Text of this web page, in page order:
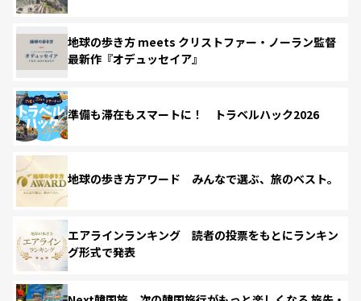
地球の歩き方 meets クリストファー・ノーラン監督
最新作『オデュッセイア』
準備も滞在もスマートに！ トラベルハック2026
地球の歩き方アワード みんなで選ぶ、旅のベスト。
エアラインランキング 読者の投票をもとにランキン
グ形式で発表